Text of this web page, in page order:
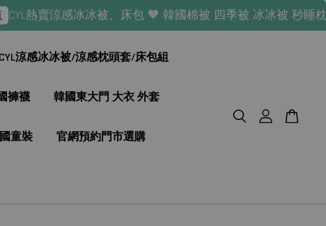
賣涼感冰冰被、床包 🧡 韓國棉被 四季被 冰冰被 秒睡枕頭 床
CYL涼感冰冰被/涼感枕頭套/床包組
褲襪 韓國東大門 大衣 外套
童裝 官網預約門市選購